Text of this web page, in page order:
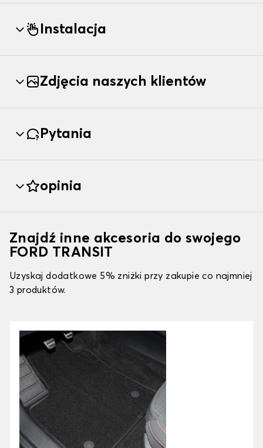
Instalacja
Zdjęcia naszych klientów
Pytania
opinia
Znajdź inne akcesoria do swojego
FORD TRANSIT
Uzyskaj dodatkowe 5% zniżki przy zakupie co najmniej
3 produktów.